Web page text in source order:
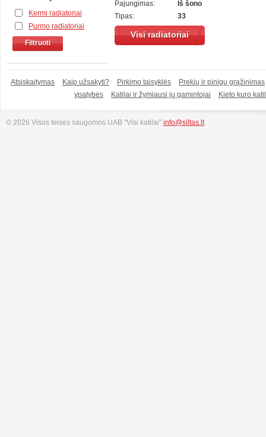
Kermi radiatoriai
Purmo radiatoriai
Filtruoti
Pajungimas:
Iš šono
Tipas:
33
Visi radiatoriai
Atsiskaitymas Kaip užsakyti? Pirkimo taisyklės
Prekių ir pinigų grąžinimas
ypatybės
Katilai ir žymiausi jų gamintojai Kieto kuro
© 2026 Visos teisės saugomos UAB "Visi katilai" info@siltas.lt